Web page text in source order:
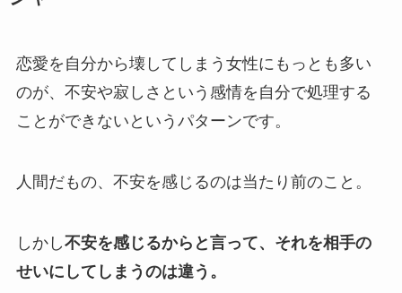
恋愛を自分から壊してしまう女性にもっとも多い
のが、不安や寂しさという感情を自分で処理する
ことができないというパターンです。
人間だもの、不安を感じるのは当たり前のこと。
しかし不安を感じるからと言って、それを相手の
せいにしてしまうのは違う。